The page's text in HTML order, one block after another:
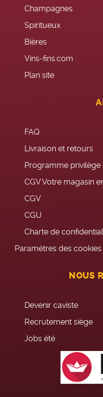
Champagnes
Spiritueux
Bières
Vins-fins.com
Plan site
FAQ
Livraison et retours
Programme privilège
CGV Votre magasin
CGV
CGU
Charte de
Paramètres des cookies
NOUS
Devenir caviste
Recrutement siège
Jobs été